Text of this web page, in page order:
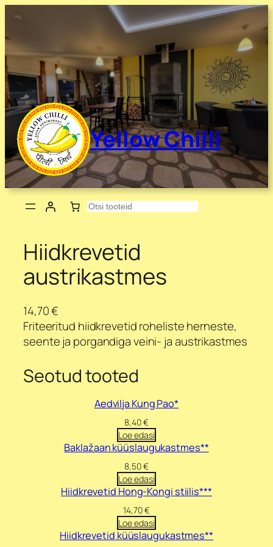
juurde
Yellow Chilli
Otsing
Hiidkrevetid
austrikastmes
14,70€
Friteeritud hiidkrevetid roheliste herneste,
seente ja porgandiga veini- ja austrikastmes
Seotud tooted
Aedvilja Kung Pao*
8,40€
Loe edasi
Baklažaan küüslaugukastmes**
8,50€
Loe edasi
Hiidkrevetid Hong-Kongi stiilis***
14,70€
Loe edasi
Hiidkrevetid küüslaugukastmes**